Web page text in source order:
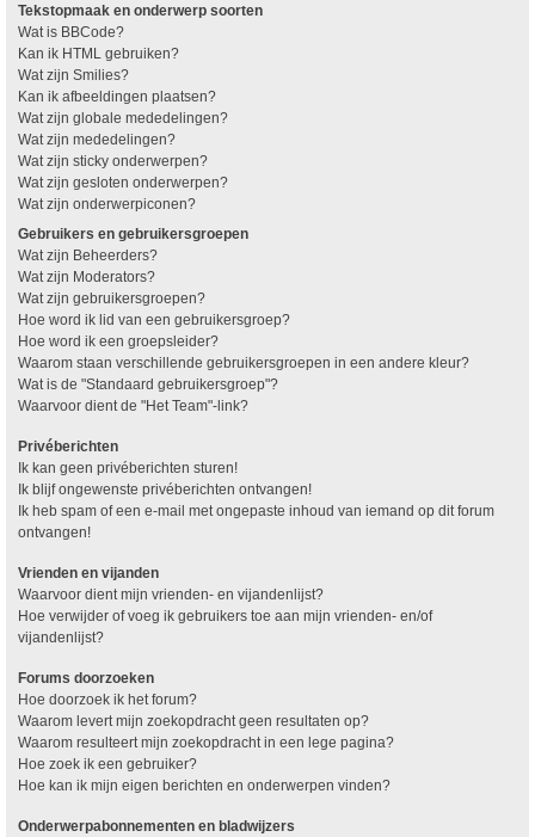
Tekstopmaak en onderwerp soorten
Wat is BBCode?
Kan ik HTML gebruiken?
Wat zijn Smilies?
Kan ik afbeeldingen plaatsen?
Wat zijn globale mededelingen?
Wat zijn mededelingen?
Wat zijn sticky onderwerpen?
Wat zijn gesloten onderwerpen?
Wat zijn onderwerpiconen?
Gebruikers en gebruikersgroepen
Wat zijn Beheerders?
Wat zijn Moderators?
Wat zijn gebruikersgroepen?
Hoe word ik lid van een gebruikersgroep?
Hoe word ik een groepsleider?
Waarom staan verschillende gebruikersgroepen in een andere kleur?
Wat is de "Standaard gebruikersgroep"?
Waarvoor dient de "Het Team"-link?
Privéberichten
Ik kan geen privéberichten sturen!
Ik blijf ongewenste privéberichten ontvangen!
Ik heb spam of een e-mail met ongepaste inhoud van iemand op dit forum
ontvangen!
Vrienden en vijanden
Waarvoor dient mijn vrienden- en vijandenlijst?
Hoe verwijder of voeg ik gebruikers toe aan mijn vrienden- en/of
vijandenlijst?
Forums doorzoeken
Hoe doorzoek ik het forum?
Waarom levert mijn zoekopdracht geen resultaten op?
Waarom resulteert mijn zoekopdracht in een lege pagina?
Hoe zoek ik een gebruiker?
Hoe kan ik mijn eigen berichten en onderwerpen vinden?
Onderwerpabonnementen en bladwijzers